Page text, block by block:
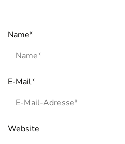
Name*
E-Mail*
Website